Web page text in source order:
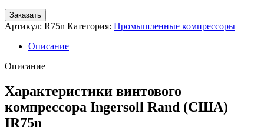
Заказать
Артикул: R75n Категория: Промышленные компрессоры
Описание
Описание
Характеристики винтового
компрессора Ingersoll Rand (США)
IR75n